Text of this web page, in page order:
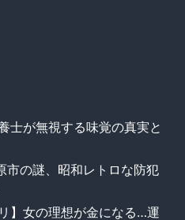
士が無視する味覚の真実と
市の謎、昭和レトロな防犯
】女の理想が金になる…運